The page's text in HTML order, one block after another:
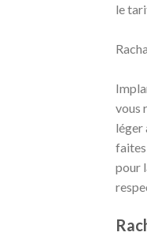
le
vous
léger
faites
pour